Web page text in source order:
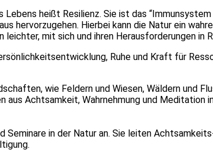
heißt Resilienz. Sie ist das
hervorzugehen. Hierbei kann die Natur ein
mit sich und ihren Herausforderungen in
Ruhe und Kraft für
wie Feldern und Wiesen, Wäldern und
aus Achtsamkeit, Wahrnehmung und
Seminare in der Natur an. Sie leiten